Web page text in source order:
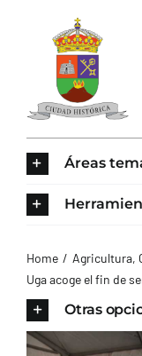
contenido
AYUNTAMIENTO
Áreas
Home
Agricultura,
Uga acoge el fin de
Otras